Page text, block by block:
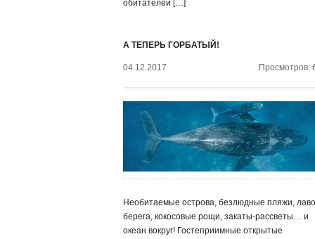
обитателей […]
А ТЕПЕРЬ ГОРБАТЫЙ!
04.12.2017 Просмотров:
Необитаемые острова, безлюдные пляжи,
берега, кокосовые рощи, закаты-рассветы… и
океан вокруг! Гостеприимные открытые